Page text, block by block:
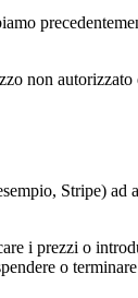
non
Stripe) ad
i prezzi o
o